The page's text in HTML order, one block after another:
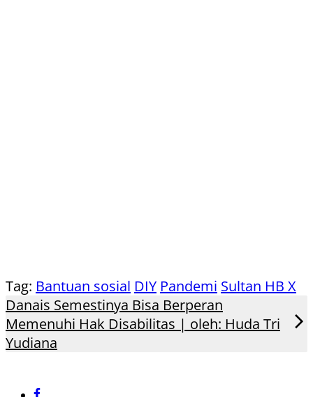
Tag: Bantuan sosial DIY Pandemi Sultan HB X
Danais Semestinya Bisa Berperan
Memenuhi Hak Disabilitas | oleh: Huda Tri
Yudiana